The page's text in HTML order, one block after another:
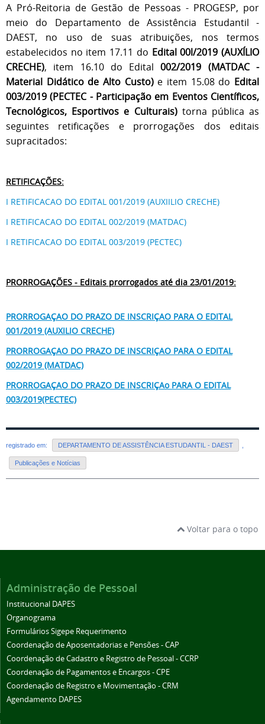
A Pró-Reitoria de Gestão de Pessoas - PROGESP, por
meio do Departamento de Assistência Estudantil -
DAEST, no uso de suas atribuições, nos termos
estabelecidos no item 17.11 do Edital 00l/2019 (AUXÍLIO
CRECHE), item 16.10 do Edital002/2019 (MATDAC -
Material Didático de Alto Custo)e item 15.08 do Edital
003/2019 (PECTEC - Participação em Eventos Científicos,
Tecnológicos, Esportivos e Culturais)torna pública as
seguintes retificações e prorrogações dos editais
supracitados:
RETIFICAÇÕES:
I RETIFICACAO DO EDITAL 001/2019 (AUXIILIO CRECHE)
I RETIFICACAO DO EDITAL 002/2019 (MATDAC)
I RETIFICACAO DO EDITAL 003/2019 (PECTEC)
PRORROGAÇÕES - Editais prorrogados até dia 23/01/2019:
PRORROGAÇAO DO PRAZO DE INSCRIÇAO PARA O EDITAL
001/2019 (AUXILIO CRECHE)
PRORROGAÇAO DO PRAZO DE INSCRIÇAO PARA O EDITAL
002/2019 (MATDAC)
PRORROGAÇAO DO PRAZO DE INSCRIÇAo PARA O EDITAL
003/2019(PECTEC)
registrado em: DEPARTAMENTO DE ASSISTÊNCIA ESTUDANTIL - DAEST
Publicações e Notícias
Voltar para o topo
Administração de Pessoal
Institucional DAPES
Organograma
Formulários Sigepe Requerimento
Coordenação de Aposentadorias e Pensões - CAP
Coordenação de Cadastro e Registro de Pessoal - CCRP
Coordenação de Pagamentos e Encargos - CPE
Coordenação de Registro e Movimentação - CRM
Agendamento DAPES